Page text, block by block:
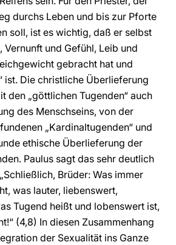
durchs Leben und bis zur Pforte
soll, ist es wichtig, daß er selbst
Vernunft und Gefühl, Leib und
gebracht hat und
ist. Die christliche Überlieferung
den „göttlichen Tugenden“ auch
des Menschseins, von der
„Kardinaltugenden“ und
ethische Überlieferung der
Paulus sagt das sehr deutlich
Brüder: Was immer
was lauter, liebenswert,
Tugend heißt und lobenswert ist,
(4,8) In diesen Zusammenhang
der Sexualität ins Ganze